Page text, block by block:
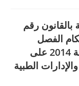
رقم
أحكام الفصل
الخامس من القانون رقم 14 لسنة 2014 على
الطبية